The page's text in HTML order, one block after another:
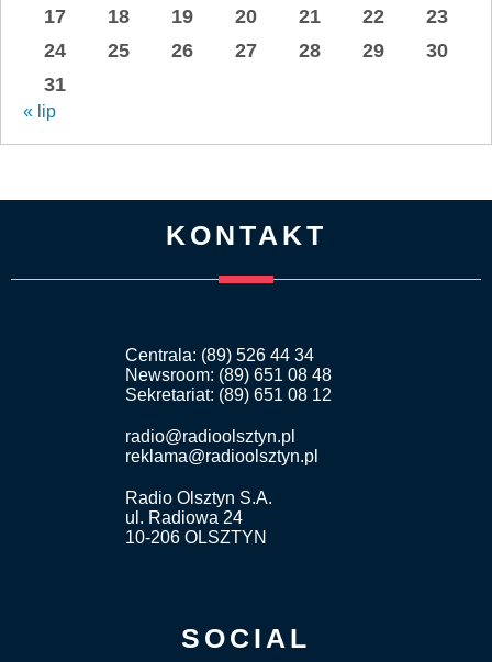
17
18 19 20 21 22
23
24
25 26 27 28 29
30
31
« lip
KONTAKT
Centrala: (89) 526 44 34
Newsroom: (89) 651 08 48
Sekretariat: (89) 651 08 12
radio@radioolsztyn.pl
reklama@radioolsztyn.pl
Radio Olsztyn S.A.
ul. Radiowa 24
10-206 OLSZTYN
SOCIAL